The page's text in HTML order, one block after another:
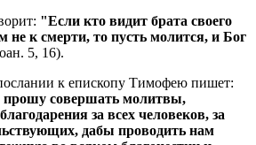
"Если кто видит брата своего
не к смерти, то пусть молится, и Бог
5, 16).
к епископу Тимофею пишет:
прошу совершать молитвы,
за всех человеков, за
дабы проводить нам